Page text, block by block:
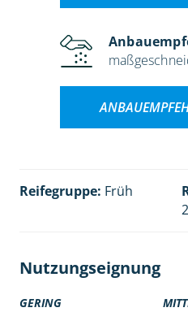
Reifegruppe: Früh
Nutzungseignung
GERING